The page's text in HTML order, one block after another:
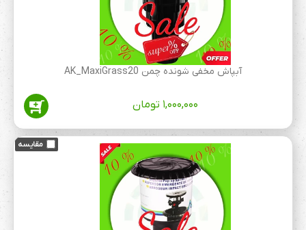
آبپاش مخفی شونده چمن AK_MaxiGrass20
۱,۰۰۰,۰۰۰ تومان